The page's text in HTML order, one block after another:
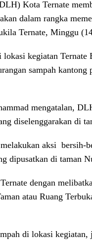
Kota Ternate
dalam rangka
Ternate, Minggu
lokasi kegiatan
sampah kantong
mengatalan,
diselenggarakan di
aksi bersih-
dipusatkan di taman
dengan
atau Ruang
di lokasi